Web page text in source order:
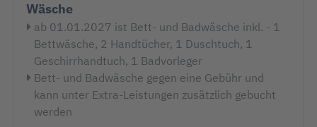
Geschirr
Kabel-TV
Kaffeemaschine
kleiner Meerblick durch die Bäume
Kochtöpfe
Küchenzeile
Kühlschrank mit Gefrierfach
Wäsche
ab 01.01.2027 ist Bett- und Badwäsche inkl. - 1
Bettwäsche, 2 Handtücher, 1 Duschtuch, 1
Geschirrhandtuch, 1 Badvorleger
Bett- und Badwäsche gegen eine Gebühr und
kann unter Extra-Leistungen zusätzlich gebucht
werden